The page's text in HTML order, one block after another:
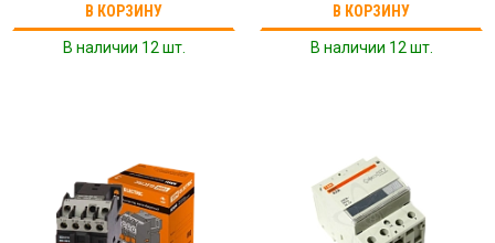
В КОРЗИНУ
В наличии 12 шт.
В КОРЗИНУ
В наличии 12 шт.